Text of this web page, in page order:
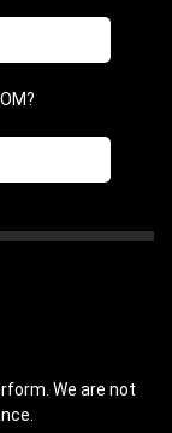
We are not